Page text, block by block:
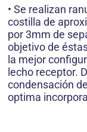
• Se realizan
costilla de
por 3mm de
objetivo de
la mejor
lecho receptor.
condensación
optima